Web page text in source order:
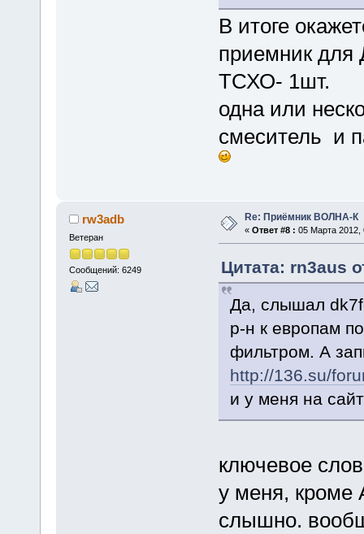
В итоге
приемник для
ТСХО- 1шт.
одна или
смеситель и
rw3adb
Ветеран
Сообщений: 6249
Re: Приёмник ВОЛНА-К
« Ответ #8 : 05 Марта 2012,
Цитата: rn3aus
Да, слышал
р-н к европам
фильтром. А
http://136.su/
и у меня на
ключевое
у меня, кроме
слышно.